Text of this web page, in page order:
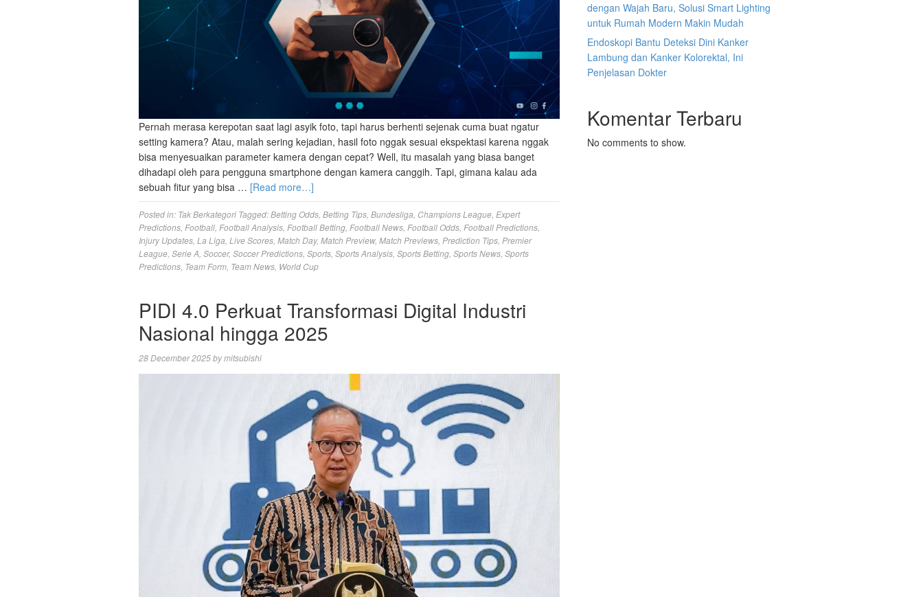
Pernah merasa kerepotan saat lagi asyik foto, tapi harus berhenti sejenak cuma buat ngatur
setting kamera? Atau, malah sering kejadian, hasil foto nggak sesuai ekspektasi karena nggak
bisa menyesuaikan parameter kamera dengan cepat? Well, itu masalah yang biasa banget
dihadapi oleh para pengguna smartphone dengan kamera canggih. Tapi, gimana kalau ada
sebuah fitur yang bisa … [Read more…]
Posted in: Tak Berkategori Tagged:Betting Odds Betting Tips Bundesliga Champions League Expert
Predictions Football Football Analysis Football Betting Football News Football Odds Football Predictions
Injury Updates La Liga Live Scores Match Day, Match Preview, Match Previews Prediction Tips Premier
League Serie A Soccer, Soccer Predictions Sports Sports Analysis Sports Betting Sports News Sports
Predictions Team Form Team News World Cup
PIDI 4.0 Perkuat Transformasi Digital Industri
Nasional hingga 2025
28 December 2025bymitsubishi
dengan Wajah Baru, Solusi Smart Lighting
untuk Rumah Modern Makin Mudah
Endoskopi Bantu Deteksi Dini Kanker
Lambung dan Kanker Kolorektal, Ini
Penjelasan Dokter
Komentar Terbaru
No comments to show.